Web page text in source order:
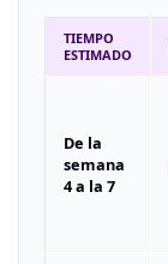
TIEMPO
ESTIMADO
De la
semana
4 a la 7